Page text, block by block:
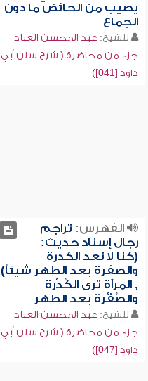
يصيب من الحائض ما دون
الجماع
للشيخ: عبد المحسن العباد
جزء من محاضرة ( شرح سنن أبي
داود [041])
الفهرس: تراجم
رجال إسناد حديث:
(كنا لا نعد الكدرة
والصفرة بعد الطهر شيئاً)
, المرأة ترى الكُدْرة
والصُفْرة بعد الطهر
للشيخ: عبد المحسن العباد
جزء من محاضرة ( شرح سنن أبي
داود [047])